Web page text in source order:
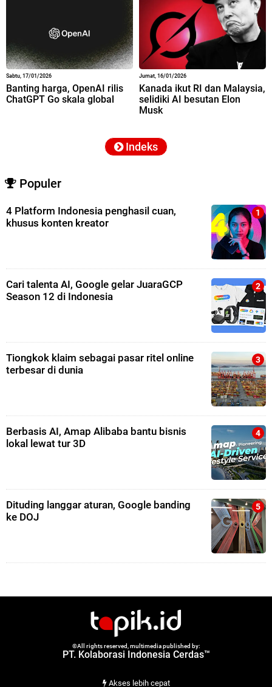
Sabtu, 17/01/2026
Banting harga, OpenAI rilis
ChatGPT Go skala global
Jumat, 16/01/2026
Kanada ikut RI dan Malaysia,
selidiki AI besutan Elon
Musk
Indeks
Populer
4 Platform Indonesia penghasil cuan,
khusus konten kreator
Cari talenta AI, Google gelar JuaraGCP
Season 12 di Indonesia
Tiongkok klaim sebagai pasar ritel online
terbesar di dunia
Berbasis AI, Amap Alibaba bantu bisnis
lokal lewat tur 3D
Dituding langgar aturan, Google banding
ke DOJ
©All rights reserved, multimedia published by:
PT. Kolaborasi Indonesia Cerdas™
Akses lebih cepat